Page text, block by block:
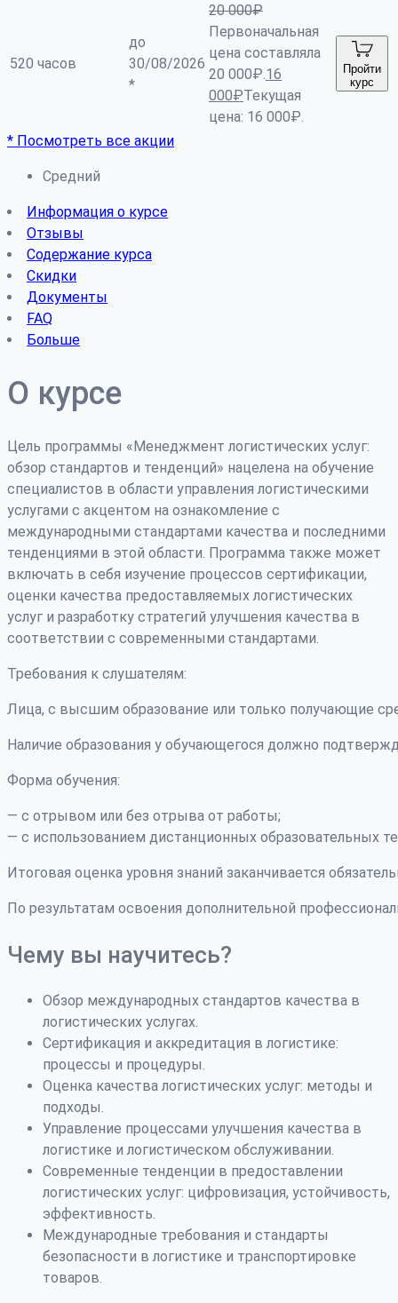
520 часов
до
30/08/2026
*
20 000₽
Первоначальная
цена составляла
20 000₽.16
000₽Текущая
цена: 16 000₽.
Пройти
курс
* Посмотреть все акции
Средний
Информация о курсе
Отзывы
Содержание курса
Скидки
Документы
FAQ
Больше
О курсе
Цель программы «Менеджмент логистических услуг:
обзор стандартов и тенденций» нацелена на обучение
специалистов в области управления логистическими
услугами с акцентом на ознакомление с
международными стандартами качества и последними
тенденциями в этой области. Программа также может
включать в себя изучение процессов сертификации,
оценки качества предоставляемых логистических
услуг и разработку стратегий улучшения качества в
соответствии с современными стандартами.
Требования к слушателям:
Лица, с высшим образование или только получающие
Наличие образования у обучающегося должно
Форма обучения:
— с отрывом или без отрыва от работы;
— с использованием дистанционных образовательных
Итоговая оценка уровня знаний заканчивается
По результатам освоения дополнительной
Чему вы научитесь?
Обзор международных стандартов качества в
логистических услугах.
Сертификация и аккредитация в логистике:
процессы и процедуры.
Оценка качества логистических услуг: методы и
подходы.
Управление процессами улучшения качества в
логистике и логистическом обслуживании.
Современные тенденции в предоставлении
логистических услуг: цифровизация, устойчивость,
эффективность.
Международные требования и стандарты
безопасности в логистике и транспортировке
товаров.